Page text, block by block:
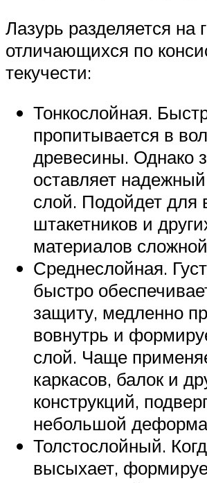
Лазурь разделяется на
отличающихся по
текучести:
Тонкослойная.
пропитывается в
древесины. Однако
оставляет
слой. Подойдет для
штакетников и
материалов
Среднеслойная.
быстро
защиту, медленно
вовнутрь и
слой. Чаще
каркасов, балок и
конструкций,
небольшой
Толстослойный.
высыхает,